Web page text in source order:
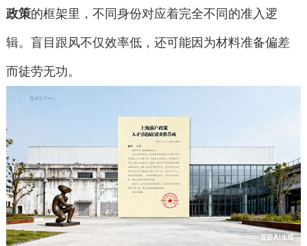
政策的框架里，不同身份对应着完全不同的准入逻
辑。盲目跟风不仅效率低，还可能因为材料准备偏差
而徒劳无功。